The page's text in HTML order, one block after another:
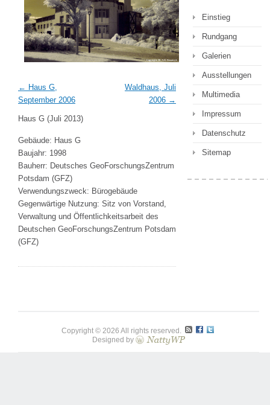
Haus G,
September 2006
Waldhaus, Juli
2006
Haus G (Juli 2013)
Gebäude: Haus G
Baujahr: 1998
Bauherr: Deutsches GeoForschungsZentrum
Potsdam (GFZ)
Verwendungszweck: Bürogebäude
Gegenwärtige Nutzung: Sitz von Vorstand,
Verwaltung und Öffentlichkeitsarbeit des
Deutschen GeoForschungsZentrum Potsdam
(GFZ)
Einstieg
Rundgang
Galerien
Ausstellungen
Multimedia
Impressum
Datenschutz
Sitemap
Copyright © 2026 All rights reserved.
Designed by